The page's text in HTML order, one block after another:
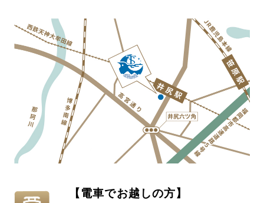
【電車でお越しの方】